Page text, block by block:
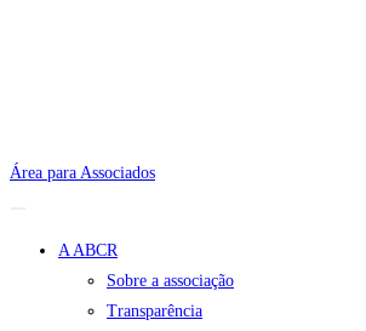
Área para Associados
A ABCR
Sobre a associação
Transparência